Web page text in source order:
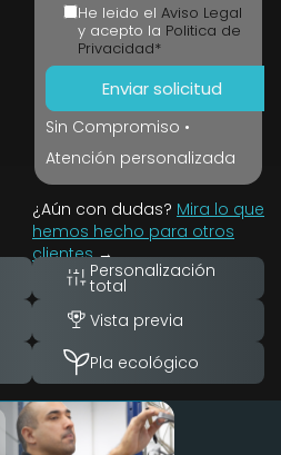
He leido el Aviso Legal
y acepto la Politica de
Privacidad*
Sin Compromiso •
Atención personalizada
¿Aún con dudas? Mira lo que
hemos hecho para otros
clientes→
Personalización
total
Vista previa
Pla ecológico